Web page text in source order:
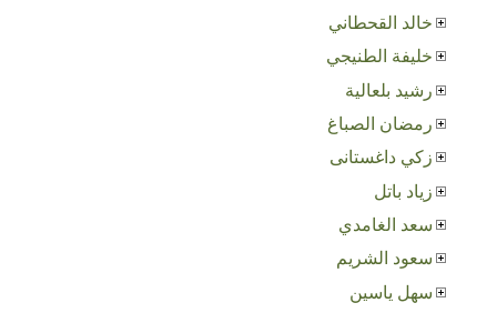
خالد القحطاني
خليفة الطنيجي
رشيد بلعالية
رمضان الصباغ
زكي داغستانى
زياد باتل
سعد الغامدي
سعود الشريم
سهل ياسين